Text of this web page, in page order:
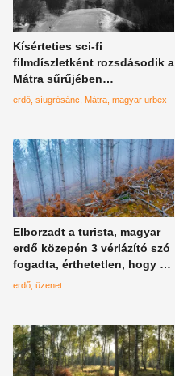
Kísérteties sci-fi
filmdíszletként rozsdásodik a
Mátra sűrűjében
Magyarország elfeledett
erdő síugrósánc Mátra magyar urbex
Elborzadt a turista, magyar
erdő közepén 3 vérlázító szó
fogadta, érthetetlen, hogy ez
megtörténhetett
erdő üzenet